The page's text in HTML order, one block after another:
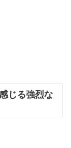
じる強烈な